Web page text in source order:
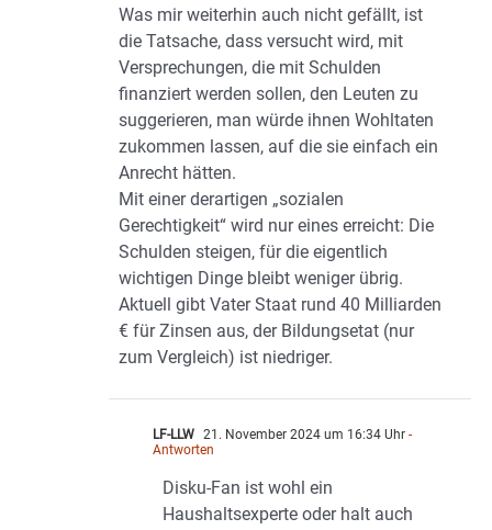
Was mir weiterhin auch nicht gefällt, ist
die Tatsache, dass versucht wird, mit
Versprechungen, die mit Schulden
finanziert werden sollen, den Leuten zu
suggerieren, man würde ihnen Wohltaten
zukommen lassen, auf die sie einfach ein
Anrecht hätten.
Mit einer derartigen „sozialen
Gerechtigkeit“ wird nur eines erreicht: Die
Schulden steigen, für die eigentlich
wichtigen Dinge bleibt weniger übrig.
Aktuell gibt Vater Staat rund 40 Milliarden
€ für Zinsen aus, der Bildungsetat (nur
zum Vergleich) ist niedriger.
LF-LLW 21. November 2024 um 16:34 Uhr -
Antworten
Disku-Fan ist wohl ein
Haushaltsexperte oder halt auch